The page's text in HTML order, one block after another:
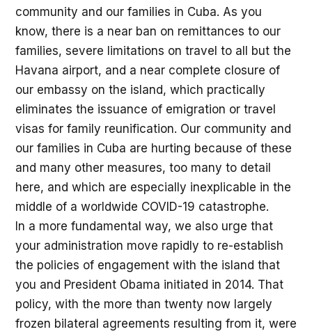
community and our families in Cuba. As you
know, there is a near ban on remittances to our
families, severe limitations on travel to all but the
Havana airport, and a near complete closure of
our embassy on the island, which practically
eliminates the issuance of emigration or travel
visas for family reunification. Our community and
our families in Cuba are hurting because of these
and many other measures, too many to detail
here, and which are especially inexplicable in the
middle of a worldwide COVID-19 catastrophe.
In a more fundamental way, we also urge that
your administration move rapidly to re-establish
the policies of engagement with the island that
you and President Obama initiated in 2014. That
policy, with the more than twenty now largely
frozen bilateral agreements resulting from it, were